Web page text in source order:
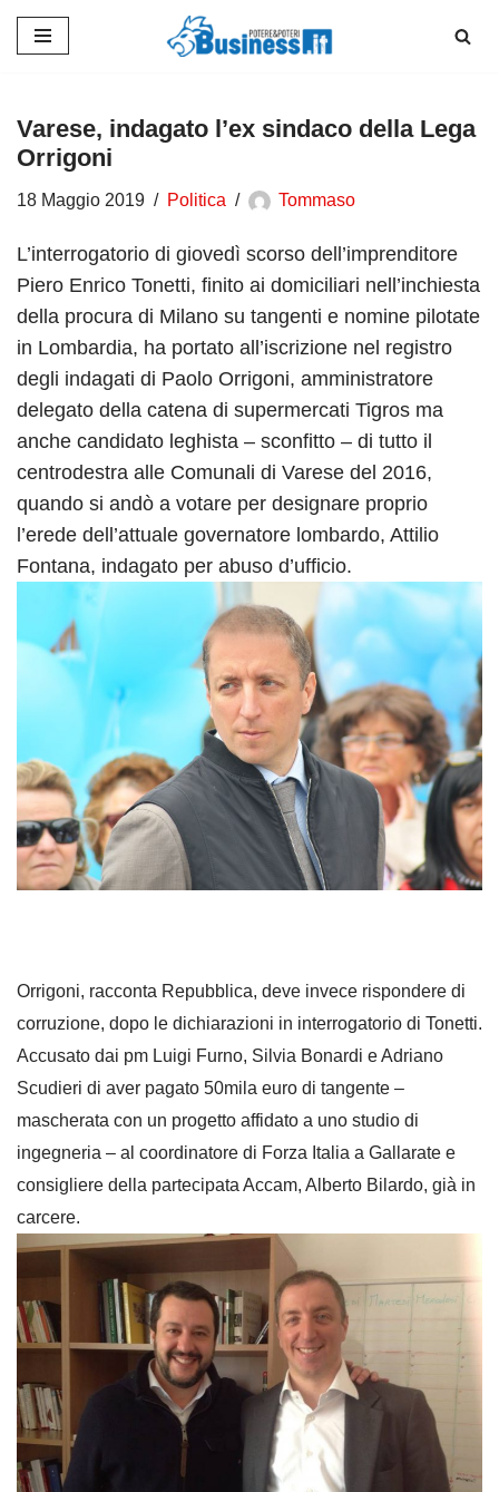
contenuto
Varese, indagato l’ex sindaco della Lega
Orrigoni
18 Maggio 2019 Politica Tommaso
L’interrogatorio di giovedì scorso dell’imprenditore
Piero Enrico Tonetti, finito ai domiciliari nell’inchiesta
della procura di Milano su tangenti e nomine pilotate
in Lombardia, ha portato all’iscrizione nel registro
degli indagati di Paolo Orrigoni, amministratore
delegato della catena di supermercati Tigros ma
anche candidato leghista – sconfitto – di tutto il
centrodestra alle Comunali di Varese del 2016,
quando si andò a votare per designare proprio
l’erede dell’attuale governatore lombardo, Attilio
Fontana, indagato per abuso d’ufficio.
Orrigoni, racconta Repubblica, deve invece rispondere di
corruzione, dopo le dichiarazioni in interrogatorio di Tonetti.
Accusato dai pm Luigi Furno, Silvia Bonardi e Adriano
Scudieri di aver pagato 50mila euro di tangente –
mascherata con un progetto affidato a uno studio di
ingegneria – al coordinatore di Forza Italia a Gallarate e
consigliere della partecipata Accam, Alberto Bilardo, già in
carcere.